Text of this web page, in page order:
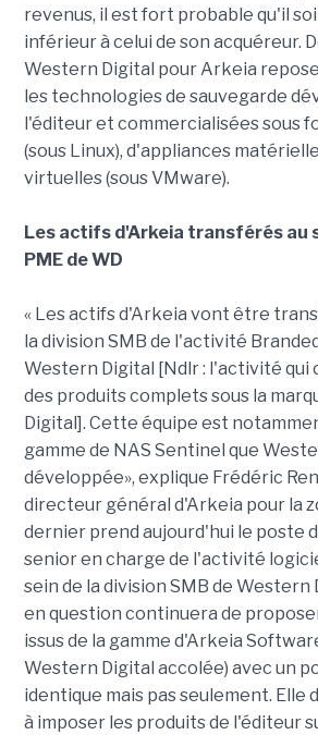
revenus, il est fort probable qu'il
inférieur à celui de son acquéreur.
Western Digital pour Arkeia
les technologies de sauvegarde
l'éditeur et commercialisées sous
(sous Linux), d'appliances
virtuelles (sous VMware).
Les actifs d'Arkeia transférés au
PME de WD
« Les actifs d'Arkeia vont être
la division SMB de l'activité
Western Digital [Ndlr : l'activité qui
des produits complets sous la
Digital]. Cette équipe est
gamme de NAS Sentinel que
développée», explique Frédéric
directeur général d'Arkeia pour la
dernier prend aujourd'hui le poste
senior en charge de l'activité
sein de la division SMB de Western
en question continuera de
issus de la gamme d'Arkeia
Western Digital accolée) avec un
identique mais pas seulement. Elle
à imposer les produits de l'éditeur